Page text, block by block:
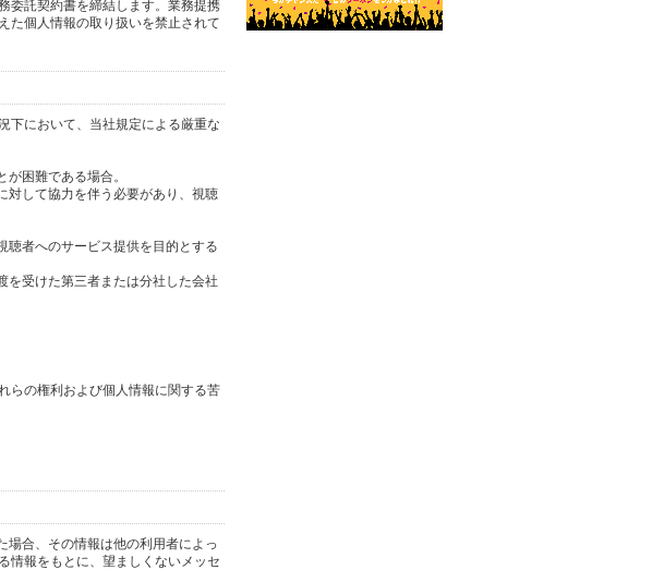
委託契約書を締結します。業務提携
た個人情報の取り扱いを禁止されて
下において、当社規定による厳重な
困難である場合。
対して協力を伴う必要があり、視聴
聴者へのサービス提供を目的とする
を受けた第三者または分社した会社
らの権利および個人情報に関する苦
場合、その情報は他の利用者によっ
情報をもとに、望ましくないメッセ